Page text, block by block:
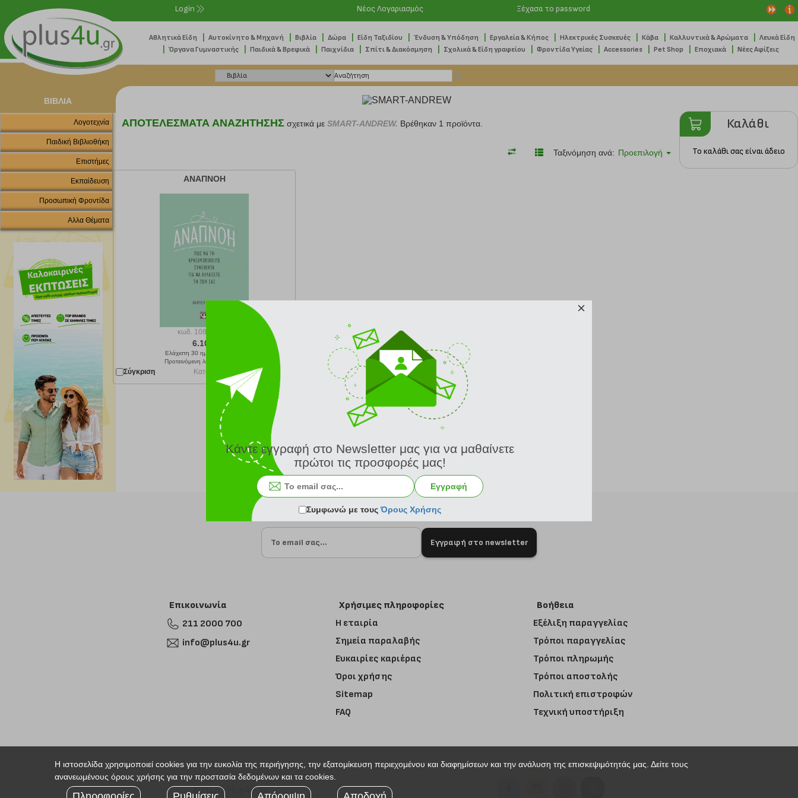
Login Νέος Λογαριασμός Ξέχασα το password
Αθλητικά Είδη Αυτοκίνητο & Μηχανή Βιβλία Δώρα Είδη Ταξιδίου Ένδυση & Υπόδηση Εργαλεία & Κήπος Ηλεκτρικές Συσκευές Κάβα Καλλυντικά & Αρώματα Λευκά Είδη
Όργανα Γυμναστικής Παιδικά & Βρεφικά Παιχνίδια Σπίτι & Διακόσμηση Σχολικά & Είδη γραφείου Φροντίδα Υγείας Accessories Pet Shop Εποχιακά Νέες Αφίξεις
ΒΙΒΛΙΑ
Λογοτεχνία
Παιδική Βιβλιοθήκη
Επιστήμες
Εκπαίδευση
Προσωπική Φροντίδα
Αλλα Θέματα
ΑΠΟΤΕΛΕΣΜΑΤΑ ΑΝΑΖΗΤΗΣΗΣ σχετικά με SMART-ANDREW. Βρέθηκαν 1 προϊόντα.
Ταξινόμηση ανά: Προεπιλογή
ΑΝΑΠΝΟΗ
κωδ. 108171879
6.10 €
Ελάχιστη 30 ημερών 12.20 €
Προτεινόμενη λιανική 12.20 €
Σύγκριση Κατόπιν παραγγελίας από 24/8
Καλάθι
Το καλάθι σας είναι άδειο
Εγγραφή στο newsletter
Επικοινωνία
211 2000 700
info@plus4u.gr
Χρήσιμες πληροφορίες
Η εταιρία
Σημεία παραλαβής
Ευκαιρίες καριέρας
Όροι χρήσης
Sitemap
FAQ
Βοήθεια
Εξέλιξη παραγγελίας
Τρόποι παραγγελίας
Τρόποι πληρωμής
Τρόποι αποστολής
Πολιτική επιστροφών
Τεχνική υποστήριξη
©2026 Plus4u.gr
Κάντε εγγραφή στο Newsletter μας για να μαθαίνετε
πρώτοι τις προσφορές μας!
Εγγραφή
Συμφωνώ με τουςΌρους Χρήσης
Η ιστοσελίδα χρησιμοποιεί cookies για την ευκολία της περιήγησης, την εξατομίκευση περιεχομένου και διαφημίσεων και την ανάλυση της επισκεψιμότητάς μας. Δείτε τους
ανανεωμένους όρους χρήσης για την προστασία δεδομένων και τα cookies.